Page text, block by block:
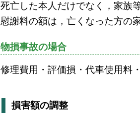
死亡した本人だけでなく，家族
慰謝料の額は，亡くなった方の
物損事故の場合
修理費用・評価損・代車使用料
損害額の調整